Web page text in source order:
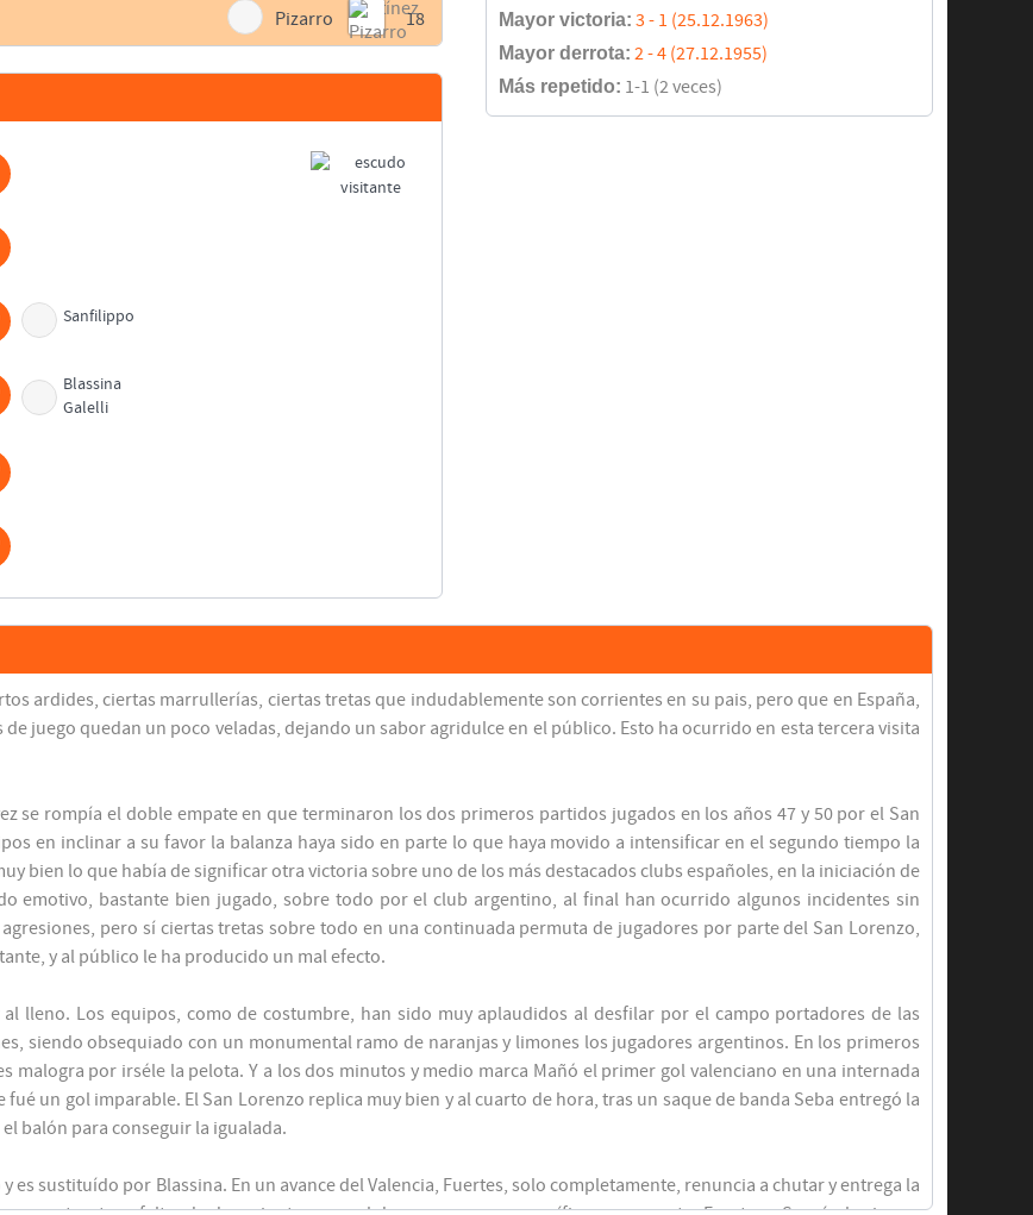
18
Pizarro
Sanfilippo
Blassina
Galelli
Bassó
Pizarro
Gutiérrez
Benavídez
Resquin
Coll
Mayor victoria: 3 - 1 (25.12.1963)
Mayor derrota: 2 - 4 (27.12.1955)
Más repetido: 1-1 (2 veces)
ardides, ciertas marrullerías, ciertas tretas que indudablemente son corrientes en su pais, pero que en España,
juego quedan un poco veladas, dejando un sabor agridulce en el público. Esto ha ocurrido en esta tercera visita
se rompía el doble empate en que terminaron los dos primeros partidos jugados en los años 47 y 50 por el San
en inclinar a su favor la balanza haya sido en parte lo que haya movido a intensificar en el segundo tiempo la
bien lo que había de significar otra victoria sobre uno de los más destacados clubs españoles, en la iniciación de
emotivo, bastante bien jugado, sobre todo por el club argentino, al final han ocurrido algunos incidentes sin
pero sí ciertas tretas sobre todo en una continuada permuta de jugadores por parte del San Lorenzo,
y al público le ha producido un mal efecto.
lleno. Los equipos, como de costumbre, han sido muy aplaudidos al desfilar por el campo portadores de las
siendo obsequiado con un monumental ramo de naranjas y limones los jugadores argentinos. En los primeros
malogra por irséle la pelota. Y a los dos minutos y medio marca Mañó el primer gol valenciano en una internada
un gol imparable. El San Lorenzo replica muy bien y al cuarto de hora, tras un saque de banda Seba entregó la
balón para conseguir la igualada.
es sustituído por Blassina. En un avance del Valencia, Fuertes, solo completamente, renuncia a chutar y entrega la